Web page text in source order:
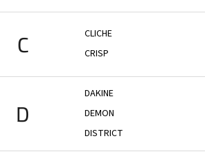
C CLICHE
CRISP
D
DAKINE
DEMON
DISTRICT